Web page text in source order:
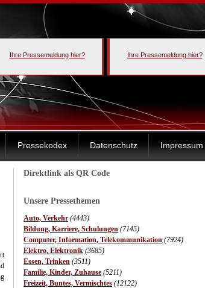
Ihre Pressemeldung hier? Ihre Pressemeldung hier?
Pressekodex Datenschutz Impressum
Direktlink als QR Code
Unsere Pressethemen
Auto, Verkehr (4443)
Bildung, Karriere, Schulungen (7145)
Computer, Information, Telekommunikation (7924)
Elektro, Elektronik (3685)
Essen, Trinken (3511)
Familie, Kinder, Zuhause (5211)
Freizeit, Buntes, Vermischtes (12122)